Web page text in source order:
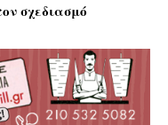
σχεδιασμό